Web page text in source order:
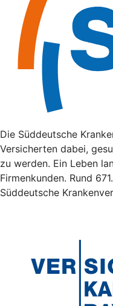
Die Süddeutsche
Versicherten dabei,
zu werden. Ein Leben
Firmenkunden. Rund
Süddeutsche